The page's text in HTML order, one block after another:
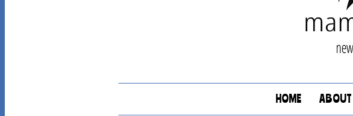
HOME ABOUT